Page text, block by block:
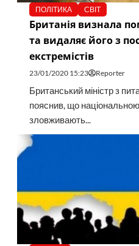
ПОЛІТИКА СВІТ
Британія визнала
та видаляє його з
екстремістів
23/01/2020 15:23 Reporter
Британський міністр з
пояснив, що
зловживають...